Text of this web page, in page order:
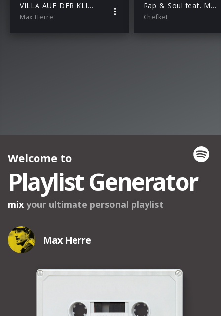
VILLA AUF DER KLIPPE
Max Herre
Rap & Soul feat. Max Herre, Xatar & Joy Denalane
Chefket